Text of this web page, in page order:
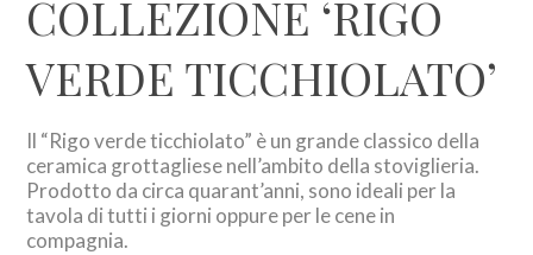
COLLEZIONE ‘RIGO
VERDE TICCHIOLATO’
Il “Rigo verde ticchiolato” è un grande classico della
ceramica grottagliese nell’ambito della stoviglieria.
Prodotto da circa quarant’anni, sono ideali per la
tavola di tutti i giorni oppure per le cene in
compagnia.